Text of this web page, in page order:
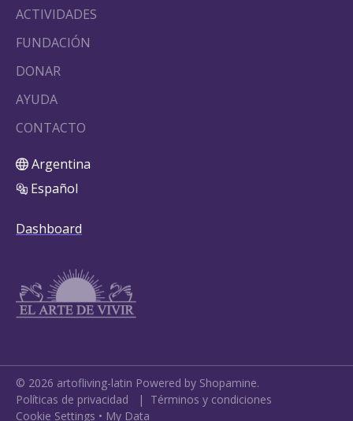
ACTIVIDADES
FUNDACIÓN
DONAR
AYUDA
CONTACTO
Argentina
Español
Dashboard
© 2026 artofliving-latin Powered by Shopamine.
Políticas de privacidad | Términos y condiciones
Cookie Settings • My Data